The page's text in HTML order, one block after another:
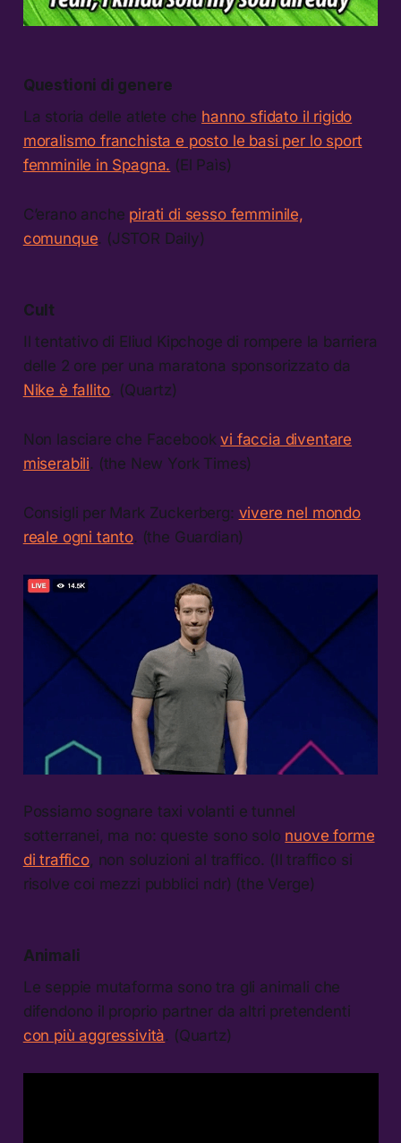
Questioni di genere
La storia delle atlete che hanno sfidato il rigido
moralismo franchista e posto le basi per lo sport
femminile in Spagna. (El Paìs)
C’erano anche pirati di sesso femminile,
comunque. (JSTOR Daily)
Cult
Il tentativo di Eliud Kipchoge di rompere la barriera
delle 2 ore per una maratona sponsorizzato da
Nike è fallito. (Quartz)
Non lasciare che Facebookvi faccia diventare
miserabili. (the New York Times)
Consigli per Mark Zuckerberg: vivere nel mondo
reale ogni tanto. (the Guardian)
Possiamo sognare taxi volanti e tunnel
sotterranei, ma no: queste sono solo nuove forme
di traffico, non soluzioni al traffico. (Il traffico si
risolve coi mezzi pubblici ndr) (the Verge)
Animali
Le seppie mutaforma sono tra gli animali che
difendono il proprio partner da altri pretendenti
con più aggressività. (Quartz)